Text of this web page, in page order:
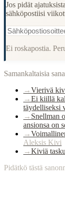
Jos pidät
sähköpostiisi
Ei roskapostia.
Samankaltaisia
→Vierivä
→Ei kiillä
täydelliseksi
→ Snellman
ansionsa on
→
Aleksis Kivi
→Kiviä
Pidätkö tästä